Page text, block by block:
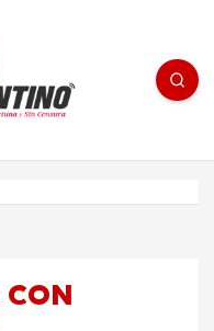
noticias/editorial